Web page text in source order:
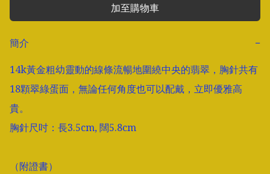
加至購物車
簡介
−
14k黃金粗幼靈動的線條流暢地圍繞中央的翡翠，胸針共有
18顆翠綠蛋面，無論任何角度也可以配戴，立即優雅高
貴。
胸針尺吋：長3.5cm, 闊5.8cm
（附證書）